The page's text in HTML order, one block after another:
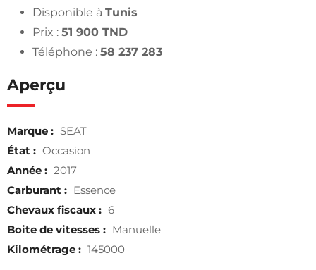
Disponible à Tunis
Prix : 51 900 TND
Téléphone : 58 237 283
Aperçu
Marque : SEAT
État : Occasion
Année : 2017
Carburant : Essence
Chevaux fiscaux : 6
Boite de vitesses : Manuelle
Kilométrage : 145000